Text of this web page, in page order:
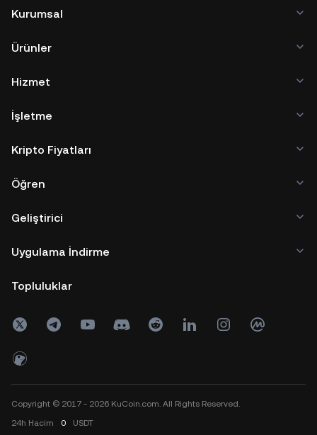
Kurumsal
Ürünler
Hizmet
İşletme
Kripto Fiyatları
Öğren
Geliştirici
Uygulama İndirme
Topluluklar
Copyright © 2017 - 2026 KuCoin.com. All Rights Reserved.
24h Hacim 0 USDT